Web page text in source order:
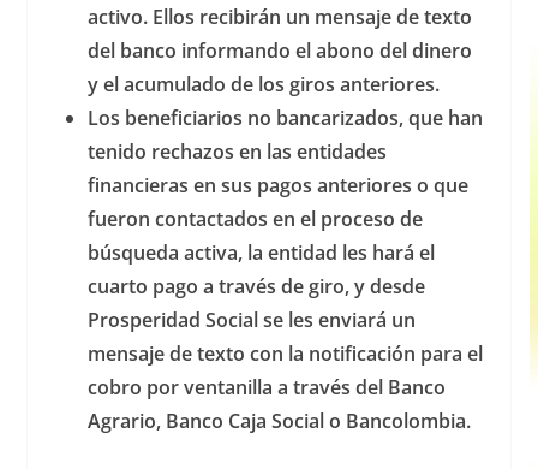
activo. Ellos recibirán un mensaje de texto
del banco informando el abono del dinero
y el acumulado de los giros anteriores.
Los beneficiarios no bancarizados, que han
tenido rechazos en las entidades
financieras en sus pagos anteriores o que
fueron contactados en el proceso de
búsqueda activa, la entidad les hará el
cuarto pago a través de giro, y desde
Prosperidad Social se les enviará un
mensaje de texto con la notificación para el
cobro por ventanilla a través del Banco
Agrario, Banco Caja Social o Bancolombia.